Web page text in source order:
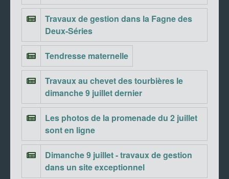
Travaux de gestion dans la Fagne des
Deux-Séries
Tendresse maternelle
Travaux au chevet des tourbières le
dimanche 9 juillet dernier
Les photos de la promenade du 2 juillet
sont en ligne
Dimanche 9 juillet - travaux de gestion
dans un site exceptionnel